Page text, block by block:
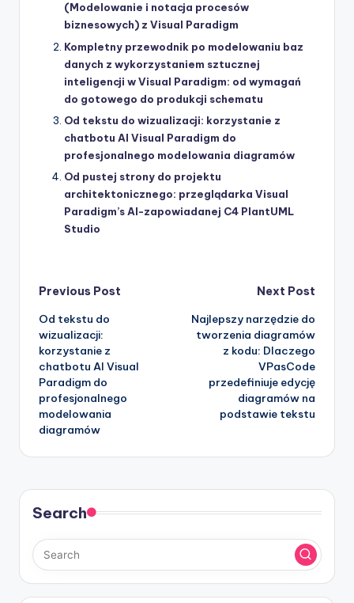
(Modelowanie i notacja procesów
biznesowych) z Visual Paradigm
Kompletny przewodnik po modelowaniu baz
danych z wykorzystaniem sztucznej
inteligencji w Visual Paradigm: od wymagań
do gotowego do produkcji schematu
Od tekstu do wizualizacji: korzystanie z
chatbotu AI Visual Paradigm do
profesjonalnego modelowania diagramów
Od pustej strony do projektu
architektonicznego: przeglądarka Visual
Paradigm’s AI-zapowiadanej C4 PlantUML
Studio
Post
navigation
Previous Post
Od tekstu do
wizualizacji:
korzystanie z
chatbotu AI Visual
Paradigm do
profesjonalnego
modelowania
diagramów
Next Post
Najlepszy narzędzie do
tworzenia diagramów
z kodu: Dlaczego
VPasCode
przedefiniuje edycję
diagramów na
podstawie tekstu
Search